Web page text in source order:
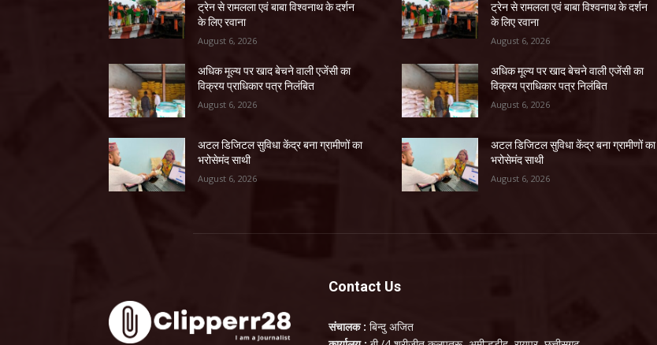
ट्रेन से रामलला एवं बाबा विश्वनाथ के दर्शन
के लिए रवाना
August 6, 2026
अधिक मूल्य पर खाद बेचने वाली एजेंसी का
विक्रय प्राधिकार पत्र निलंबित
August 6, 2026
अटल डिजिटल सुविधा केंद्र बना ग्रामीणों का
भरोसेमंद साथी
August 6, 2026
ट्रेन से रामलला एवं बाबा विश्वनाथ के दर्शन
के लिए रवाना
August 6, 2026
अधिक मूल्य पर खाद बेचने वाली एजेंसी का
विक्रय प्राधिकार पत्र निलंबित
August 6, 2026
अटल डिजिटल सुविधा केंद्र बना ग्रामीणों का
भरोसेमंद साथी
August 6, 2026
Contact Us
संचालक : बिन्दु अजित